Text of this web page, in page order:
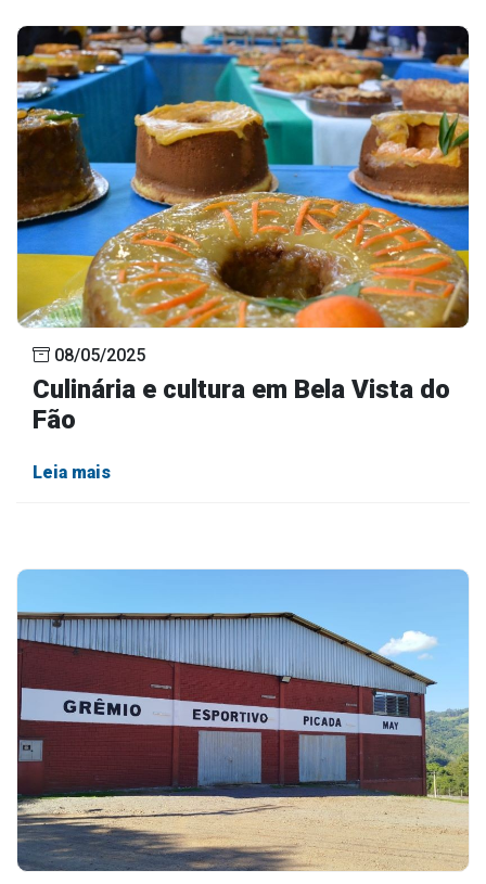
Cespro
Outros
Downloads
Notícias
Contato
Página Inicial
08/05/2025
Culinária e cultura em Bela Vista do
Fão
Leia mais